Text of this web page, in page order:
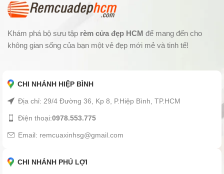
Khám phá bộ sưu tập rèm cửa đẹp HCM để mang đến cho
không gian sống của bạn một vẻ đẹp mới mẻ và tinh tế!
CHI NHÁNH HIỆP BÌNH
Địa chỉ: 29/4 Đường 36, Kp 8, P.Hiệp Bình, TP.HCM
Điện thoại:0978.553.775
Email: remcuaxinhsg@gmail.com
CHI NHÁNH PHÚ LỢI